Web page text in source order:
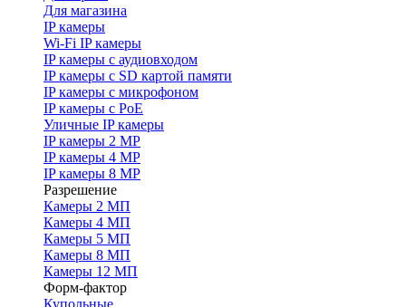
Для магазина
IP камеры
Wi-Fi IP камеры
IP камеры с аудиовходом
IP камеры с SD картой памяти
IP камеры с микрофоном
IP камеры с PoE
Уличные IP камеры
IP камеры 2 MP
IP камеры 4 MP
IP камеры 8 MP
Разрешение
Камеры 2 МП
Камеры 4 МП
Камеры 5 МП
Камеры 8 МП
Камеры 12 МП
Форм-фактор
Купольные